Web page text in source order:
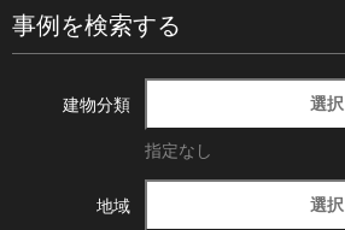
事例を検索する
建物分類 選択
指定なし
地域 選択